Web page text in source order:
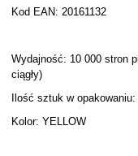
Kod EAN: 20161132
Wydajność: 10 000 stron
ciągły)
Ilość sztuk w opakowaniu:
Kolor: YELLOW